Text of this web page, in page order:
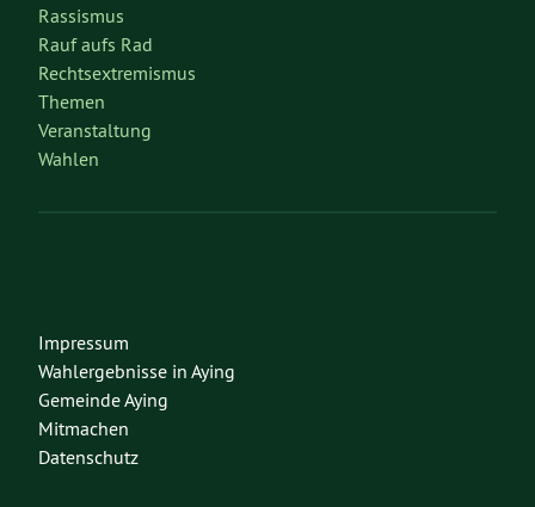
Rassismus
Rauf aufs Rad
Rechtsextremismus
Themen
Veranstaltung
Wahlen
Impressum
Wahlergebnisse in Aying
Gemeinde Aying
Mitmachen
Datenschutz